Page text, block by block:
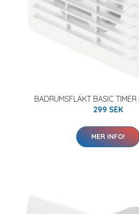
BADRUMSFLÄKT BASIC TIMER
299 SEK
MER INFO!